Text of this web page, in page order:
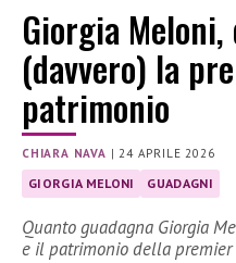
Giorgia
(davvero) la
patrimonio
CHIARA NAVA |24 APRILE 2026
GIORGIA MELONI GUADAGNI
Quanto guadagna Giorgia
e il patrimonio della premier